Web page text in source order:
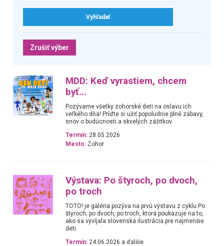
Zrušiť výber
MDD: Keď vyrastiem, chcem
byť...
Pozývame všetky zohorské deti na oslavu ich
veľkého dňa! Príďte si užiť popoludnie plné zábavy,
snov o budúcnosti a skvelých zážitkov.
Termín: 28.05.2026
Mesto: Zohor
Výstava: Po štyroch, po dvoch,
po troch
TOTO! je galéria pozýva na prvú výstavu z cyklu Po
štyroch, po dvoch, po troch, ktorá poukazuje na to,
ako sa vyvíjala slovenská ilustrácia pre najmenšie
deti.
Termín: 24.06.2026 a ďalšie